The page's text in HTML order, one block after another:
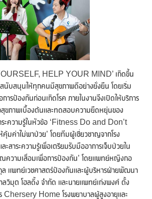
HELP YOUR MIND’ เกิดขึ้น
นับสนุนให้ทุกคนมีสุขภาพดีอย่างยั่งยืน โดยเริ่ม
ารป้องกันก่อนเกิดโรค ภายในงานจึงเปิดให้บริการ
ขภาพเบื้องต้นและทดสอบความยืดหยุ่นของ
ระความรู้ในหัวข้อ ‘Fitness Do and Don’t
คุ้มค่าไม่พาป่วย’ โดยทีมผู้เชี่ยวชาญจากโรง
ะสาระความรู้เพื่อเตรียมรับมืออาการเจ็บป่วยใน
วามเสื่อมเพื่อการป้องกัน’ โดยแพทย์หญิงกอ
แพทย์เวชศาสตร์ป้องกันและผู้บริหารฝ่ายพัฒนา
ลวิมุต โฮลดิ้ง จำกัด และนายแพทย์เก่งพงศ์ ตั้ง
Chersery Home โรงพยาบาลผู้สูงอายุและ